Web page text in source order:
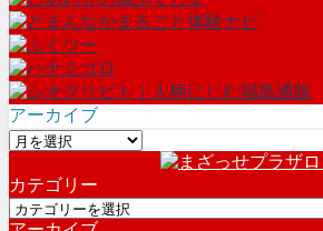
アーカイブ
ア
カ
イ
カテゴリー
カ